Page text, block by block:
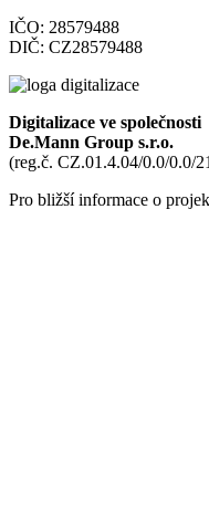
IČO: 28579488
DIČ: CZ28579488
Digitalizace ve společnosti
De.Mann Group s.r.o.
(reg.č. CZ.01.4.04/0.0/0.0/
Pro bližší informace o